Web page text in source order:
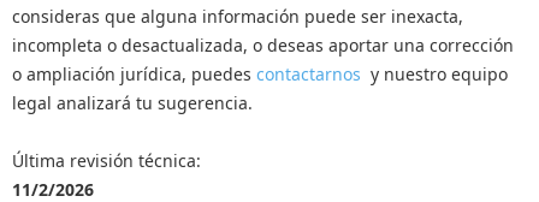
consideras que alguna información puede ser inexacta,
incompleta o desactualizada, o deseas aportar una corrección
o ampliación jurídica, puedes contactarnos y nuestro equipo
legal analizará tu sugerencia.
Última revisión técnica:
11/2/2026